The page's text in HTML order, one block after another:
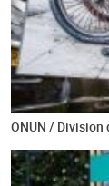
ONUN / Division